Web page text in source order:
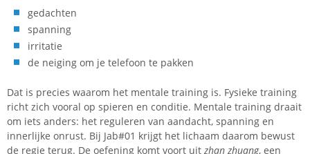
gedachten
spanning
irritatie
de neiging om je telefoon te pakken
Dat is precies waarom het mentale training is. Fysieke training
richt zich vooral op spieren en conditie. Mentale training draait
om iets anders: het reguleren van aandacht, spanning en
innerlijke onrust. Bij Jab#01 krijgt het lichaam daarom bewust
de regie terug. De oefening komt voort uit zhan zhuang, een